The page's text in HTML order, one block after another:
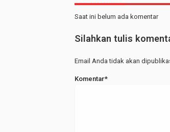
Saat ini belum ada komentar
Silahkan tulis
Email Anda tidak akan
Komentar*